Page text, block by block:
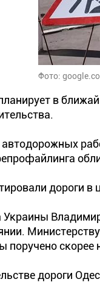
Фото:
в
автодорожных
дороги в
скорее
дороги